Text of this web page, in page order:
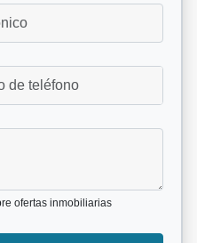
ofertas inmobiliarias